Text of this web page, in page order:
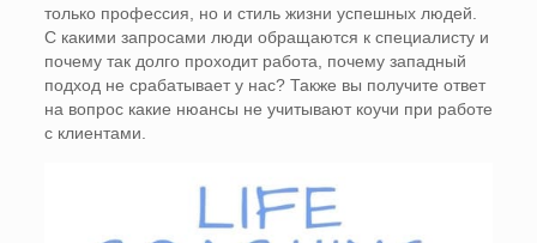
только профессия, но и стиль жизни успешных людей.
С какими запросами люди обращаются к специалисту и
почему так долго проходит работа, почему западный
подход не срабатывает у нас? Также вы получите ответ
на вопрос какие нюансы не учитывают коучи при работе
с клиентами.